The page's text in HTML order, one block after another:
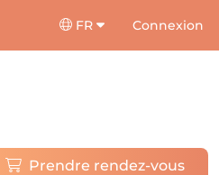
FR Connexion
Prendre rendez-vous